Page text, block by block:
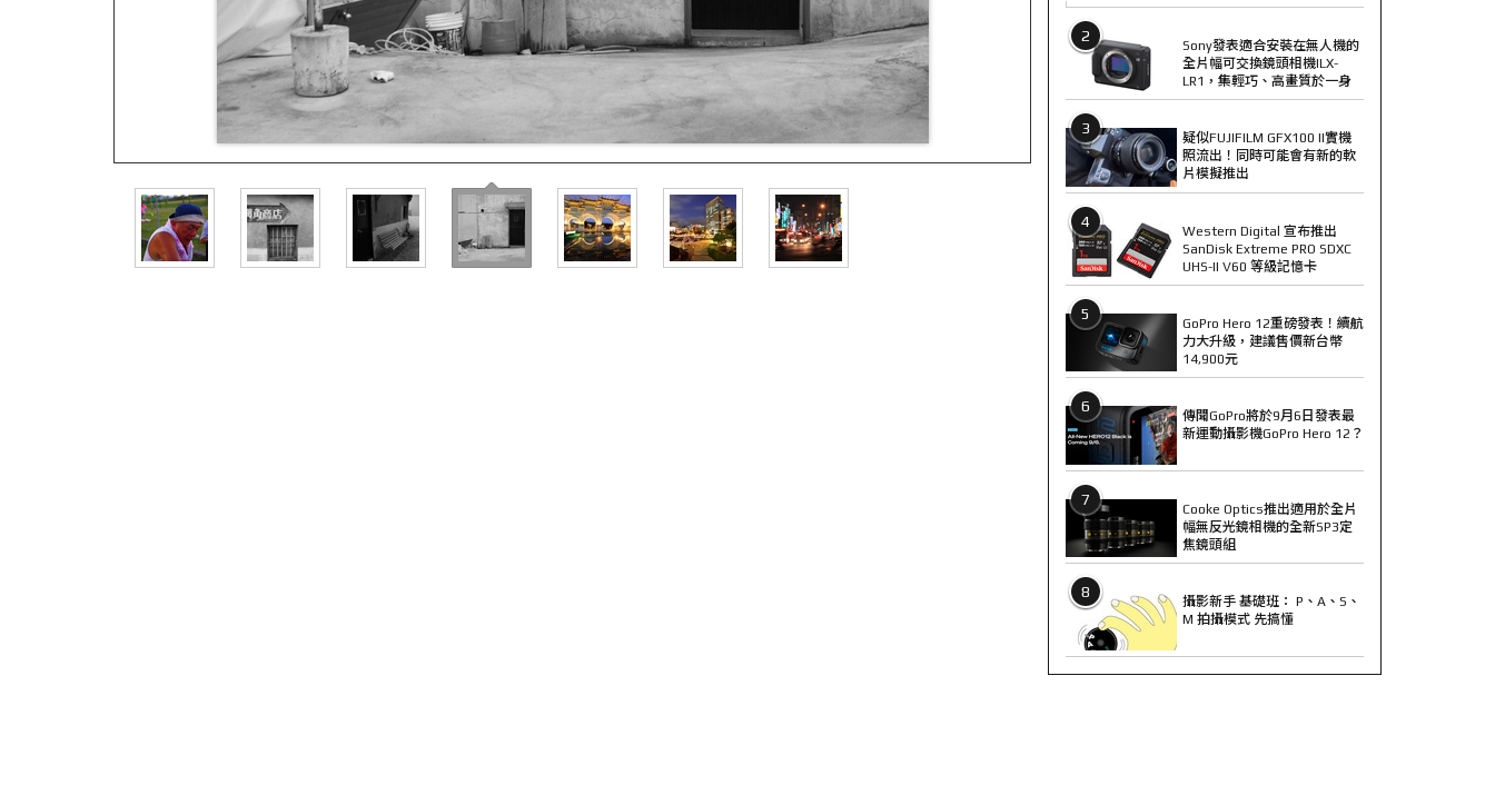
2
Sony發表適合安裝在無人機的
全片幅可交換鏡頭相機ILX-
LR1，集輕巧、高畫質於一身
3
疑似FUJIFILM GFX100 II實機
照流出！同時可能會有新的軟
片模擬推出
4
Western Digital 宣布推出
SanDisk Extreme PRO SDXC
UHS-II V60 等級記憶卡
5
GoPro Hero 12重磅發表！續航
力大升級，建議售價新台幣
14,900元
6
傳聞GoPro將於9月6日發表最
新運動攝影機GoPro Hero 12？
7
Cooke Optics推出適用於全片
幅無反光鏡相機的全新SP3定
焦鏡頭組
8
攝影新手 基礎班： P、A、S、
M 拍攝模式 先搞懂